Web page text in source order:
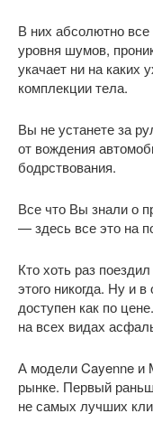
В них абсолютно
уровня шумов,
укачает ни на каких
комплекции тела.
Вы не устанете за
от вождения
бодрствования.
Все что Вы знали о
— здесь все это на
Кто хоть раз
этого никогда. Ну и
доступен как по
на всех видах
А модели Cayenne и
рынке. Первый
не самых лучших